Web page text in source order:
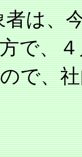
は、
で、
で、